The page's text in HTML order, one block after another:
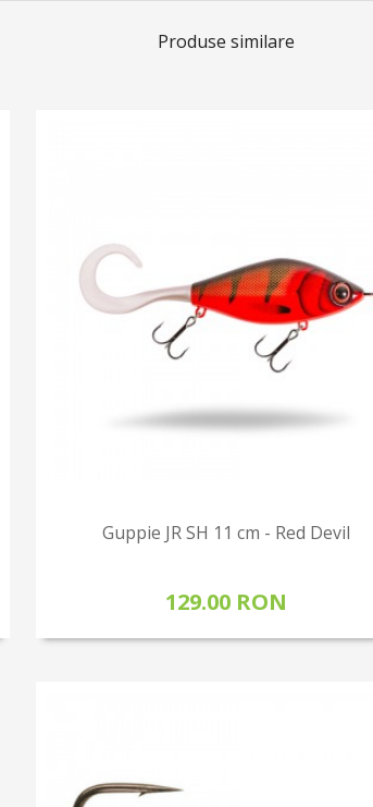
Produse similare
Guppie JR SH 11 cm - Red Devil
129.00 RON